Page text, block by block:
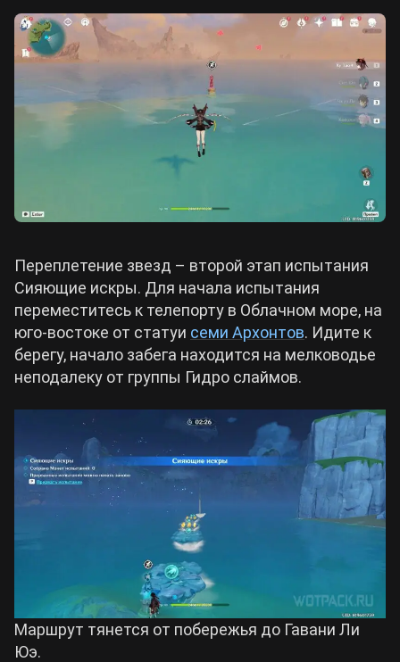
Переплетение звезд – второй этап испытания
Сияющие искры. Для начала испытания
переместитесь к телепорту в Облачном море, на
юго-востоке от статуи семи Архонтов. Идите к
берегу, начало забега находится на мелководье
неподалеку от группы Гидро слаймов.
Маршрут тянется от побережья до Гавани Ли
Юэ.